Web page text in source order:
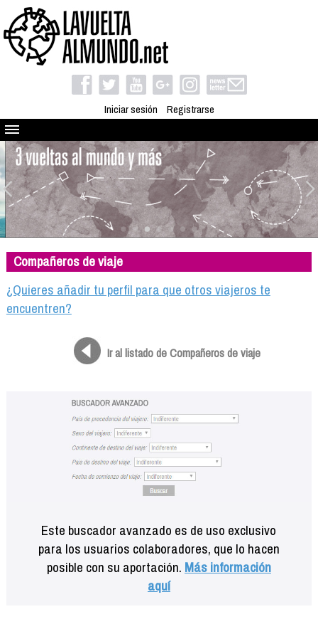
Iniciar sesión Registrarse
Quienes somos
El proyecto
Blog
Viaja con nosotros
Camino solidario
Libros
Compañeros de viaje
Compañeros de viaje
¿Quieres añadir tu perfil para que otros viajeros te
encuentren?
Ir al listado de Compañeros de viaje
Este buscador avanzado es de uso exclusivo
para los usuarios colaboradores, que lo hacen
posible con su aportación. Más información
aquí